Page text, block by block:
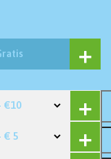
€10
€ 5